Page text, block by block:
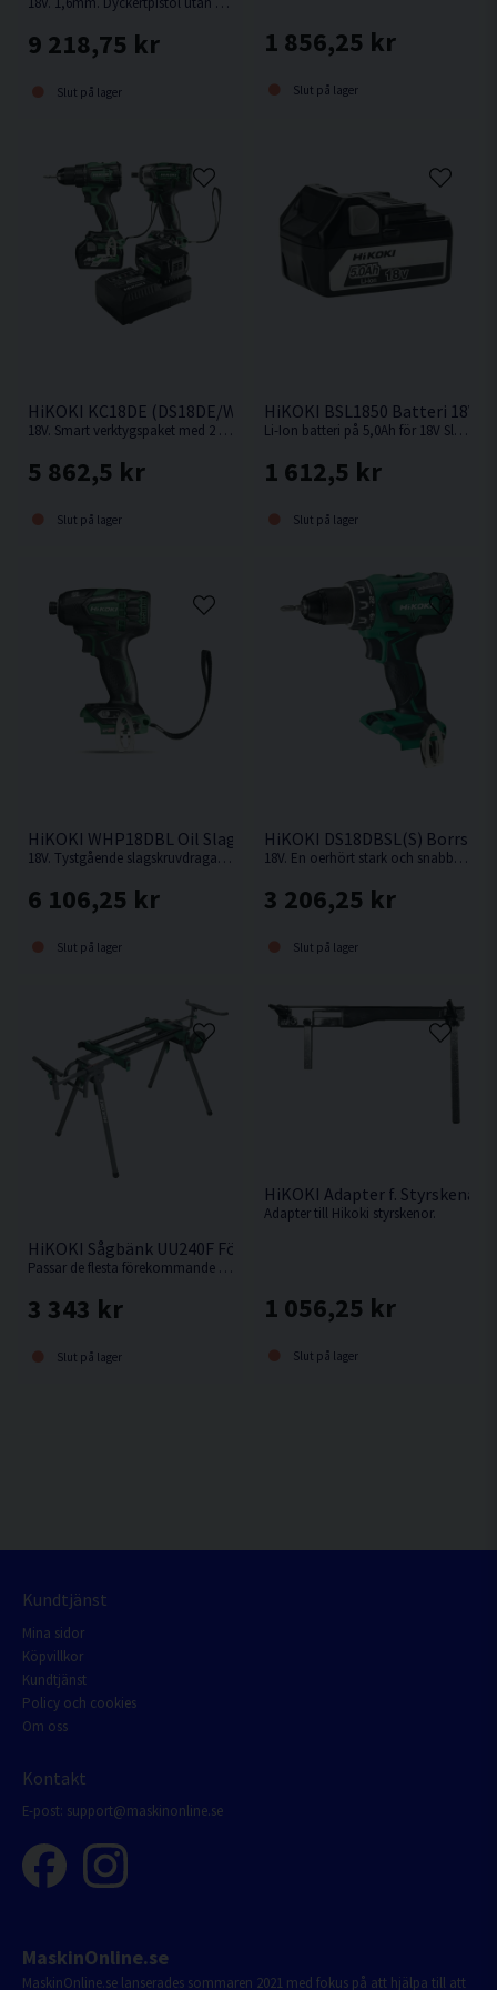
9 218,75 kr
Slut på lager
1 856,25 kr
Slut på lager
HiKOKI KC18DE (DS18DE/WR18DBDL2) Verktygspaket 18V
18V. Smart verktygspaket med 2 st kompakta och kraftfulla 18V batteriverktyg.
5 862,5 kr
Slut på lager
HiKOKI BSL1850 Batteri 18V
Li-Ion batteri på 5,0Ah för 18V Sladdlösa HiKOKI / Hitachi maskiner med Slide batterifäste.
1 612,5 kr
Slut på lager
HiKOKI WHP18DBL Oil Slagskruvdragare 18V
18V. Tystgående slagskruvdragare med oljedämpning, perfekt i bullerkänsliga miljöer.
6 106,25 kr
Slut på lager
HiKOKI DS18DBSL(S)
18V. En oerhört stark och snabb kompakt borrskruvdragare från Hikoki.
3 206,25 kr
Slut på lager
HiKOKI Sågbänk UU240F För Kap-/Gersåg
Passar de flesta förekommande kap-/gersågar.
3 343 kr
Slut på lager
HiKOKI Adapter f. Styrskena
Adapter till Hikoki styrskenor.
1 056,25 kr
Slut på lager
Kundtjänst
Mina sidor
Köpvillkor
Kundtjänst
Policy och cookies
Om oss
Kontakt
E-post: support@maskinonline.se
MaskinOnline.se
MaskinOnline.se lanserades sommaren 2021 med fokus på att hjälpa till att